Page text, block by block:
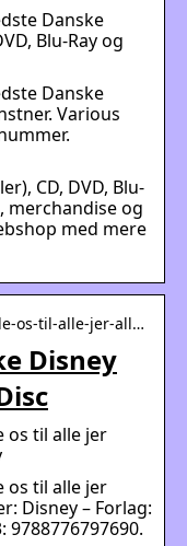
Danske
Blu-Ray og
Danske
Various
CD, DVD, Blu-
merchandise og
med mere
os-til-alle-jer-all…
Disney
os til alle jer
os til alle jer
Disney – Forlag:
9788776797690.